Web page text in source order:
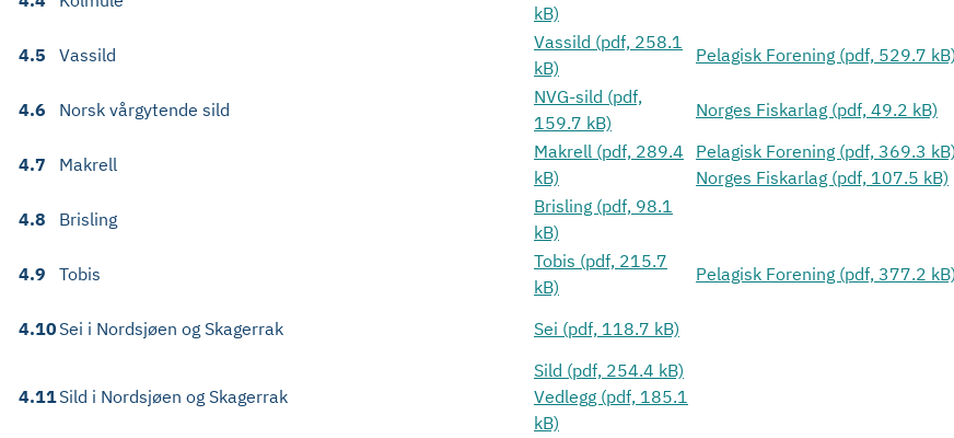
kB)
4.5 Vassild
Vassild (pdf, 258.1
kB)
Pelagisk Forening (pdf, 529.7 kB)
4.6 Norsk vårgytende sild
NVG-sild (pdf,
159.7 kB)
Norges Fiskarlag (pdf, 49.2 kB)
4.7 Makrell
Makrell (pdf, 289.4
kB)
Pelagisk Forening (pdf, 369.3 kB)
Norges Fiskarlag (pdf, 107.5 kB)
4.8 Brisling
Brisling (pdf, 98.1
kB)
4.9 Tobis
Tobis (pdf, 215.7
kB)
Pelagisk Forening (pdf, 377.2 kB)
4.10 Sei i Nordsjøen og Skagerrak Sei (pdf, 118.7 kB)
4.11Sild i Nordsjøen og Skagerrak
Sild (pdf, 254.4 kB)
Vedlegg (pdf, 185.1
kB)